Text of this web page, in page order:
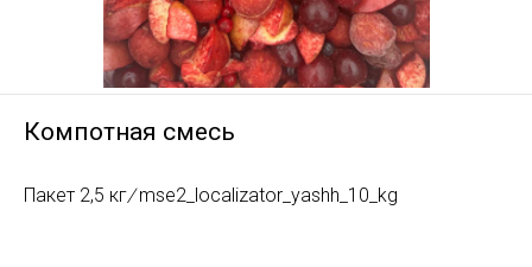
Компотная смесь
Пакет 2,5 кг/mse2_localizator_yashh_10_kg